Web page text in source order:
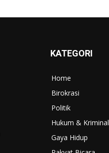
KATEGORI
Home
Birokrasi
Politik
Hukum & Kriminal
Gaya Hidup